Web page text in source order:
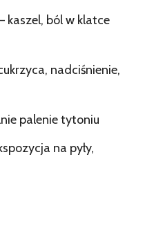
kaszel, ból w klatce
nadciśnienie,
palenie tytoniu
na pyły,